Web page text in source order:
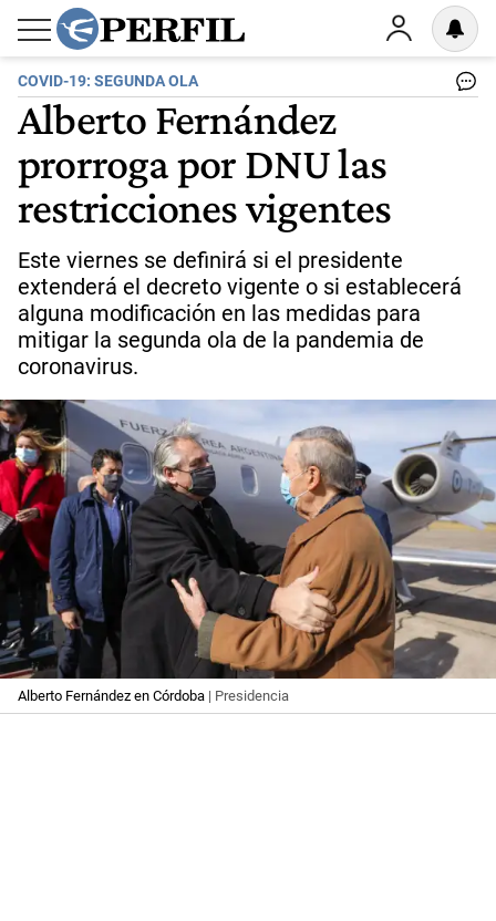
COVID-19: SEGUNDA OLA
Alberto Fernández
prorroga por DNU las
restricciones vigentes
Este viernes se definirá si el presidente
extenderá el decreto vigente o si establecerá
alguna modificación en las medidas para
mitigar la segunda ola de la pandemia de
coronavirus.
Alberto Fernández en Córdoba | Presidencia